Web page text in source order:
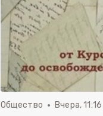
Общество Вчера, 11:16